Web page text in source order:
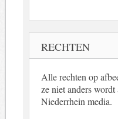
RECHTEN
Alle rechten op
ze niet anders
Niederrhein media.